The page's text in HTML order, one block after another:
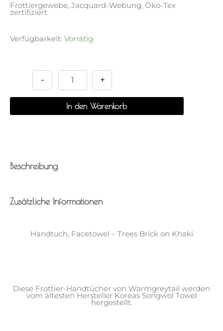
Frottiergewebe, Jacquard-Webung, Öko-Tex
zertifiziert
Verfügbarkeit: Vorrätig
-
on
+
In den Warenkorb
Beschreibung
Zusätzliche Informationen
Handtuch, Facetowel – Trees Brick on Khaki
Diese Frottier-Handtücher von Warmgreytail werden
vom ältesten Hersteller Koreas Songwol Towel
hergestellt.